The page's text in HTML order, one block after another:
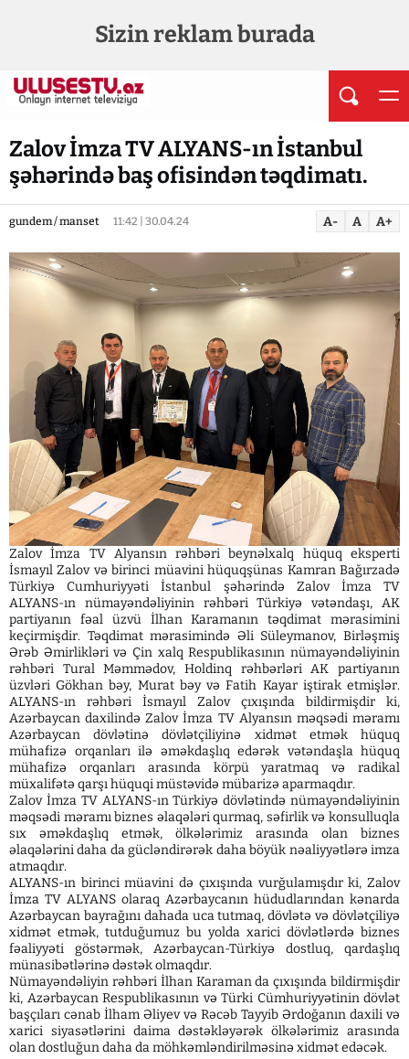
Sizin reklam burada
Zalov İmza TV ALYANS-ın İstanbul
şəhərində baş ofisindən təqdimatı.
gundem / manset 11:42 | 30.04.24 A- A A+
Zalov İmza TV Alyansın rəhbəri beynəlxalq hüquq eksperti
İsmayıl Zalov və birinci müavini hüquqşünas Kamran Bağırzadə
Türkiyə Cumhuriyyəti İstanbul şəhərində Zalov İmza TV
ALYANS-ın nümayəndəliyinin rəhbəri Türkiyə vətəndaşı, AK
partiyanın fəal üzvü İlhan Karamanın təqdimat mərasimini
keçirmişdir. Təqdimat mərasimində Əli Süleymanov, Birləşmiş
Ərəb Əmirlikləri və Çin xalq Respublikasının nümayəndəliyinin
rəhbəri Tural Məmmədov, Holdinq rəhbərləri AK partiyanın
üzvləri Gökhan bəy, Murat bəy və Fatih Kayar iştirak etmişlər.
ALYANS-ın rəhbəri İsmayıl Zalov çıxışında bildirmişdir ki,
Azərbaycan daxilində Zalov İmza TV Alyansın məqsədi məramı
Azərbaycan dövlətinə dövlətçiliyinə xidmət etmək hüquq
mühafizə orqanları ilə əməkdaşlıq edərək vətəndaşla hüquq
mühafizə orqanları arasında körpü yaratmaq və radikal
müxalifətə qarşı hüquqi müstəvidə mübarizə aparmaqdır.
Zalov İmza TV ALYANS-ın Türkiyə dövlətində nümayəndəliyinin
məqsədi məramı biznes əlaqələri qurmaq, səfirlik və konsulluqla
sıx əməkdaşlıq etmək, ölkələrimiz arasında olan biznes
əlaqələrini daha da gücləndirərək daha böyük nəaliyyətlərə imza
atmaqdır.
ALYANS-ın birinci müavini də çıxışında vurğulamışdır ki, Zalov
İmza TV ALYANS olaraq Azərbaycanın hüdudlarından kənarda
Azərbaycan bayrağını dahada uca tutmaq, dövlətə və dövlətçiliyə
xidmət etmək, tutduğumuz bu yolda xarici dövlətlərdə biznes
fəaliyyəti göstərmək, Azərbaycan-Türkiyə dostluq, qardaşlıq
münasibətlərinə dəstək olmaqdır.
Nümayəndəliyin rəhbəri İlhan Karaman da çıxışında bildirmişdir
ki, Azərbaycan Respublikasının və Türki Cümhuriyyətinin dövlət
başçıları cənab İlham Əliyev və Rəcəb Tayyib Ərdoğanın daxili və
xarici siyasətlərini daima dəstəkləyərək ölkələrimiz arasında
olan dostluğun daha da möhkəmləndirilməsinə xidmət edəcək.